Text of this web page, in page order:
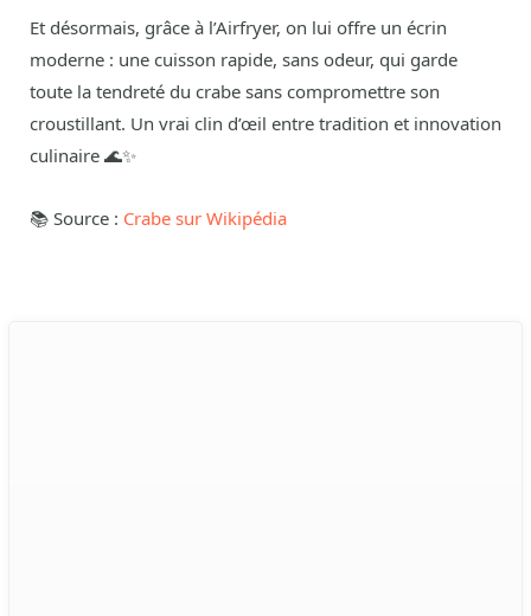
Et désormais, grâce à l’Airfryer, on lui offre un écrin
moderne : une cuisson rapide, sans odeur, qui garde
toute la tendreté du crabe sans compromettre son
croustillant. Un vrai clin d’œil entre tradition et innovation
culinaire 🌊✨
📚 Source : Crabe sur Wikipédia